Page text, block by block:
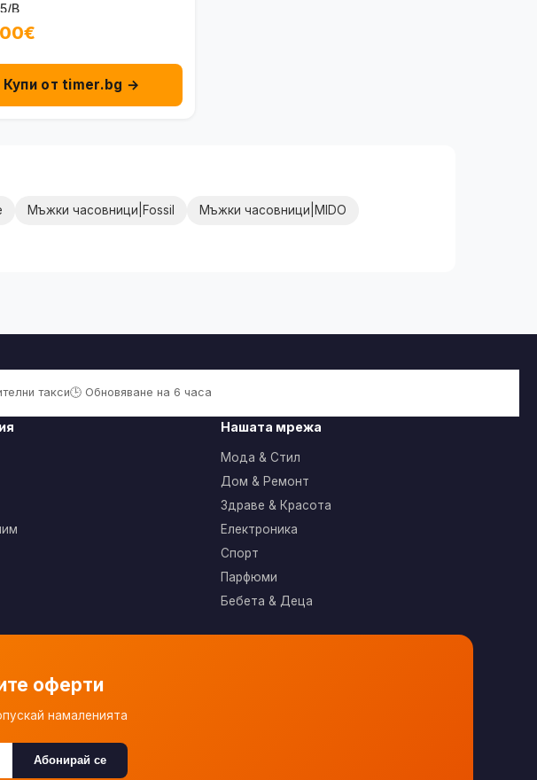
B
Купи от timer.bg →
Мъжки часовници|Fossil Мъжки часовници|MIDO
такси🕒 Обновяване на 6 часа
Нашата мрежа
Мода & Стил
Дом & Ремонт
Здраве & Красота
Електроника
Спорт
Парфюми
Бебета & Деца
оферти
намаленията
Абонирай се